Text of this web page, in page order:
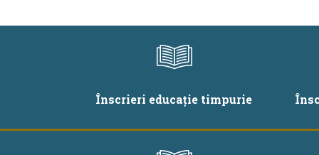
Înscrieri educație timpurie